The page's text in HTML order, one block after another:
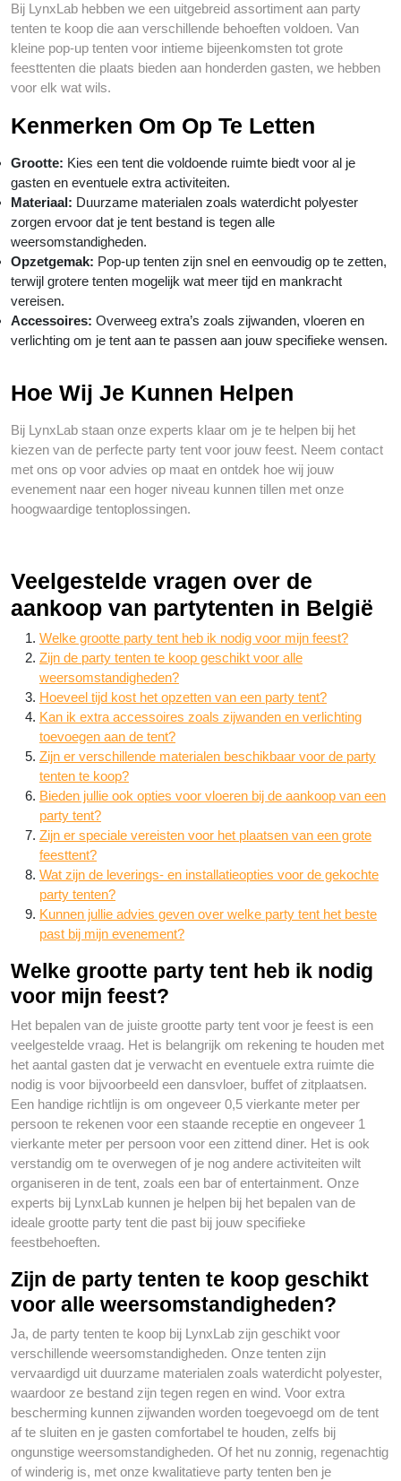
Bij LynxLab hebben we een uitgebreid assortiment aan party
tenten te koop die aan verschillende behoeften voldoen. Van
kleine pop-up tenten voor intieme bijeenkomsten tot grote
feesttenten die plaats bieden aan honderden gasten, we hebben
voor elk wat wils.
Kenmerken Om Op Te Letten
Grootte: Kies een tent die voldoende ruimte biedt voor al je
gasten en eventuele extra activiteiten.
Materiaal: Duurzame materialen zoals waterdicht polyester
zorgen ervoor dat je tent bestand is tegen alle
weersomstandigheden.
Opzetgemak: Pop-up tenten zijn snel en eenvoudig op te zetten,
terwijl grotere tenten mogelijk wat meer tijd en mankracht
vereisen.
Accessoires: Overweeg extra’s zoals zijwanden, vloeren en
verlichting om je tent aan te passen aan jouw specifieke wensen.
Hoe Wij Je Kunnen Helpen
Bij LynxLab staan onze experts klaar om je te helpen bij het
kiezen van de perfecte party tent voor jouw feest. Neem contact
met ons op voor advies op maat en ontdek hoe wij jouw
evenement naar een hoger niveau kunnen tillen met onze
hoogwaardige tentoplossingen.
Veelgestelde vragen over de
aankoop van partytenten in België
Welke grootte party tent heb ik nodig voor mijn feest?
Zijn de party tenten te koop geschikt voor alle
weersomstandigheden?
Hoeveel tijd kost het opzetten van een party tent?
Kan ik extra accessoires zoals zijwanden en verlichting
toevoegen aan de tent?
Zijn er verschillende materialen beschikbaar voor de party
tenten te koop?
Bieden jullie ook opties voor vloeren bij de aankoop van een
party tent?
Zijn er speciale vereisten voor het plaatsen van een grote
feesttent?
Wat zijn de leverings- en installatieopties voor de gekochte
party tenten?
Kunnen jullie advies geven over welke party tent het beste
past bij mijn evenement?
Welke grootte party tent heb ik nodig
voor mijn feest?
Het bepalen van de juiste grootte party tent voor je feest is een
veelgestelde vraag. Het is belangrijk om rekening te houden met
het aantal gasten dat je verwacht en eventuele extra ruimte die
nodig is voor bijvoorbeeld een dansvloer, buffet of zitplaatsen.
Een handige richtlijn is om ongeveer 0,5 vierkante meter per
persoon te rekenen voor een staande receptie en ongeveer 1
vierkante meter per persoon voor een zittend diner. Het is ook
verstandig om te overwegen of je nog andere activiteiten wilt
organiseren in de tent, zoals een bar of entertainment. Onze
experts bij LynxLab kunnen je helpen bij het bepalen van de
ideale grootte party tent die past bij jouw specifieke
feestbehoeften.
Zijn de party tenten te koop geschikt
voor alle weersomstandigheden?
Ja, de party tenten te koop bij LynxLab zijn geschikt voor
verschillende weersomstandigheden. Onze tenten zijn
vervaardigd uit duurzame materialen zoals waterdicht polyester,
waardoor ze bestand zijn tegen regen en wind. Voor extra
bescherming kunnen zijwanden worden toegevoegd om de tent
af te sluiten en je gasten comfortabel te houden, zelfs bij
ongunstige weersomstandigheden. Of het nu zonnig, regenachtig
of winderig is, met onze kwalitatieve party tenten ben je